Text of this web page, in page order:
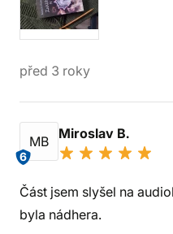
před 3 roky
MB
6
Miroslav B.
Část jsem slyšel na
byla nádhera.